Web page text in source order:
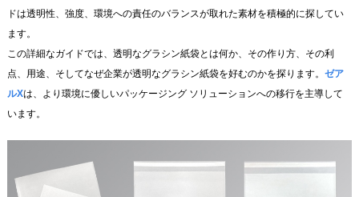
ドは透明性、強度、環境への責任のバランスが取れた素材を積極的に探してい
ます。
この詳細なガイドでは、透明なグラシン紙袋とは何か、その作り方、その利
点、用途、そしてなぜ企業が透明なグラシン紙袋を好むのかを探ります。 ゼア
ルXは、より環境に優しいパッケージング ソリューションへの移行を主導して
います。